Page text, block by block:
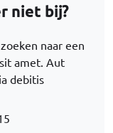
niet bij?
naar een
amet. Aut
debitis